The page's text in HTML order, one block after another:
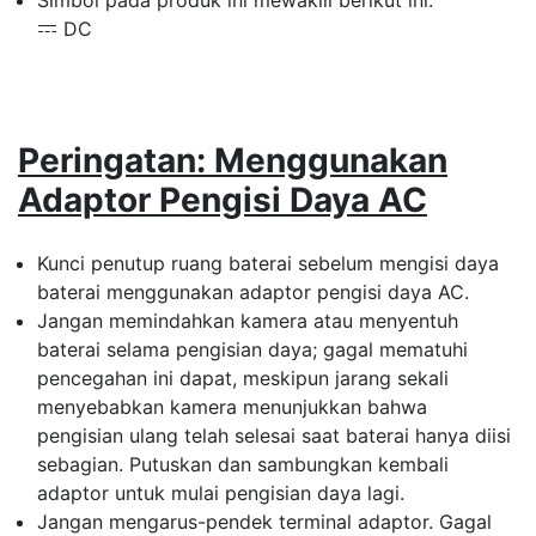
p DC
Peringatan: Menggunakan
Adaptor Pengisi Daya AC
Kunci penutup ruang baterai sebelum mengisi daya
baterai menggunakan adaptor pengisi daya AC.
Jangan memindahkan kamera atau menyentuh
baterai selama pengisian daya; gagal mematuhi
pencegahan ini dapat, meskipun jarang sekali
menyebabkan kamera menunjukkan bahwa
pengisian ulang telah selesai saat baterai hanya diisi
sebagian. Putuskan dan sambungkan kembali
adaptor untuk mulai pengisian daya lagi.
Jangan mengarus-pendek terminal adaptor. Gagal